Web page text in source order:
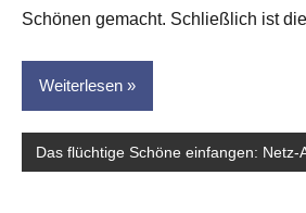
Schönen gemacht. Schließlich ist
Weiterlesen
Das flüchtige Schöne einfangen: Netz-